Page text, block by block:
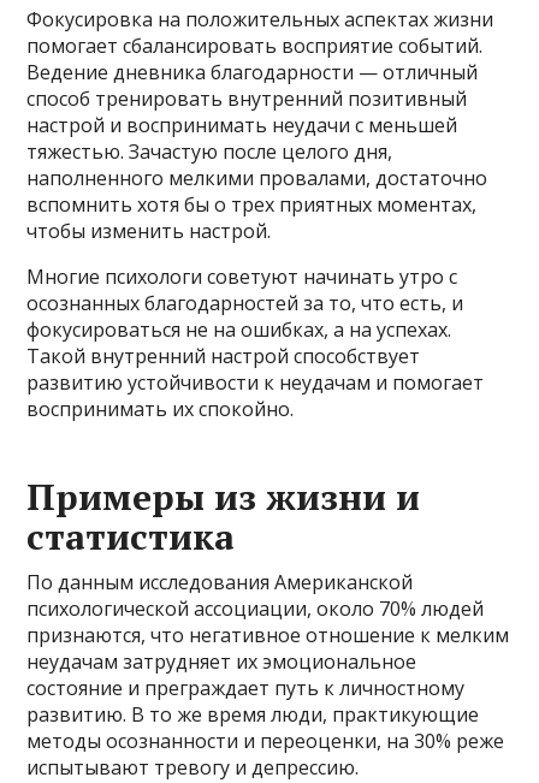
Фокусировка на положительных аспектах жизни
помогает сбалансировать восприятие событий.
Ведение дневника благодарности — отличный
способ тренировать внутренний позитивный
настрой и воспринимать неудачи с меньшей
тяжестью. Зачастую после целого дня,
наполненного мелкими провалами, достаточно
вспомнить хотя бы о трех приятных моментах,
чтобы изменить настрой.
Многие психологи советуют начинать утро с
осознанных благодарностей за то, что есть, и
фокусироваться не на ошибках, а на успехах.
Такой внутренний настрой способствует
развитию устойчивости к неудачам и помогает
воспринимать их спокойно.
Примеры из жизни и
статистика
По данным исследования Американской
психологической ассоциации, около 70% людей
признаются, что негативное отношение к мелким
неудачам затрудняет их эмоциональное
состояние и преграждает путь к личностному
развитию. В то же время люди, практикующие
методы осознанности и переоценки, на 30% реже
испытывают тревогу и депрессию.